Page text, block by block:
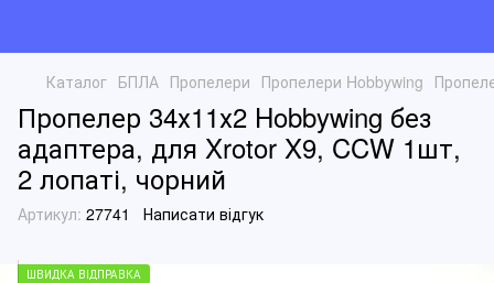
Каталог БПЛА Пропелери Пропелери Hobbywing
Пропелер 34х11х2 Hobbywing без
адаптера, для Xrotor X9, CCW 1шт,
2 лопаті, чорний
Артикул: 27741 Написати відгук
ШВИДКА ВІДПРАВКА